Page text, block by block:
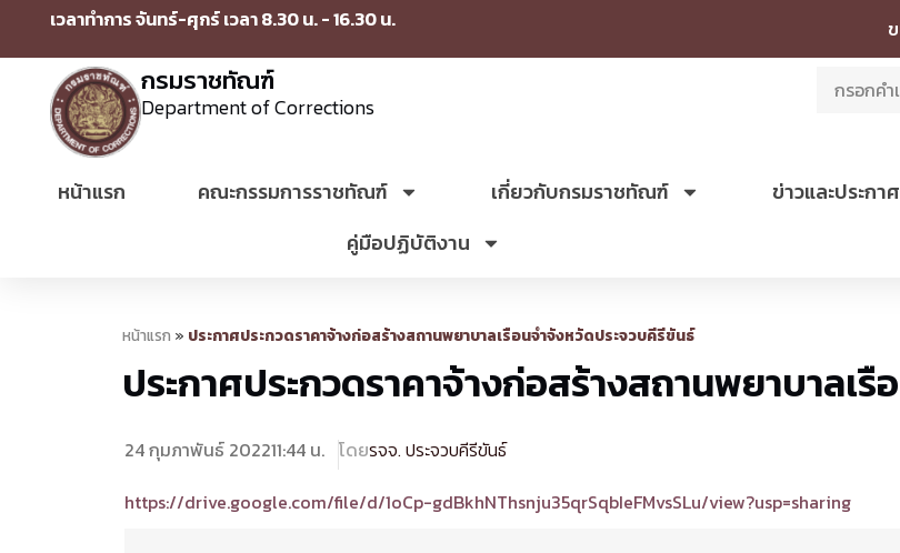
เวลาทำการ จันทร์-ศุกร์ เวลา 8.30 น. - 16.30 น.
กรมราชทัณฑ์
Department of Corrections
หน้าแรก คณะกรรมการราชทัณฑ์ เกี่ยวกับกรมราชทัณฑ์ ข่าวและประกาศ
คู่มือปฏิบัติงาน
หน้าแรก » ประกาศประกวดราคาจ้างก่อสร้างสถานพยาบาลเรือนจำจังหวัดประจวบคีรีขันธ์
ประกาศประกวดราคาจ้างก่อสร้างสถานพยาบาลเ
24 กุมภาพันธ์ 202211:44 น. โดยรจจ. ประจวบคีรีขันธ์
https://drive.google.com/file/d/1oCp-gdBkhNThsnju35qrSqbIeFMvsSLu/view?usp=sharing